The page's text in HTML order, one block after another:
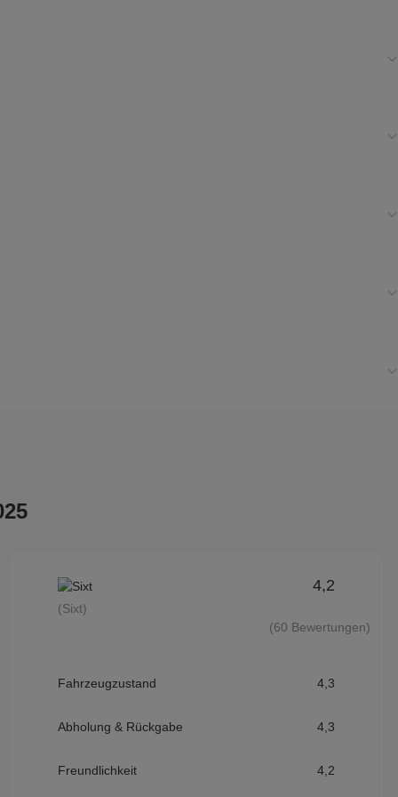
(Sixt)
4,2
(60 Bewertungen)
Fahrzeugzustand 4,3
Abholung & Rückgabe 4,3
Freundlichkeit 4,2